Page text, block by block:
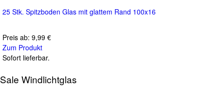
25 Stk. Spitzboden Glas mit glattem Rand 100x16
Preis ab: 9,99 €
Zum Produkt
Sofort lieferbar.
Sale Windlichtglas